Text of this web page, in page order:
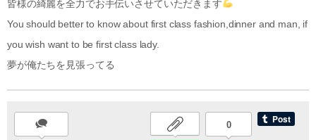
皆様の綺麗を全力でお手伝いさせていただきます
You should better to know about first class fashion,dinner and man, if
you wish want to be first class lady.
夢が俺たちを見張ってる
0